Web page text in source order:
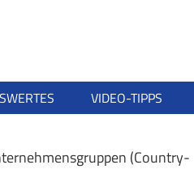
VIDEO-TIPPS
(Country-